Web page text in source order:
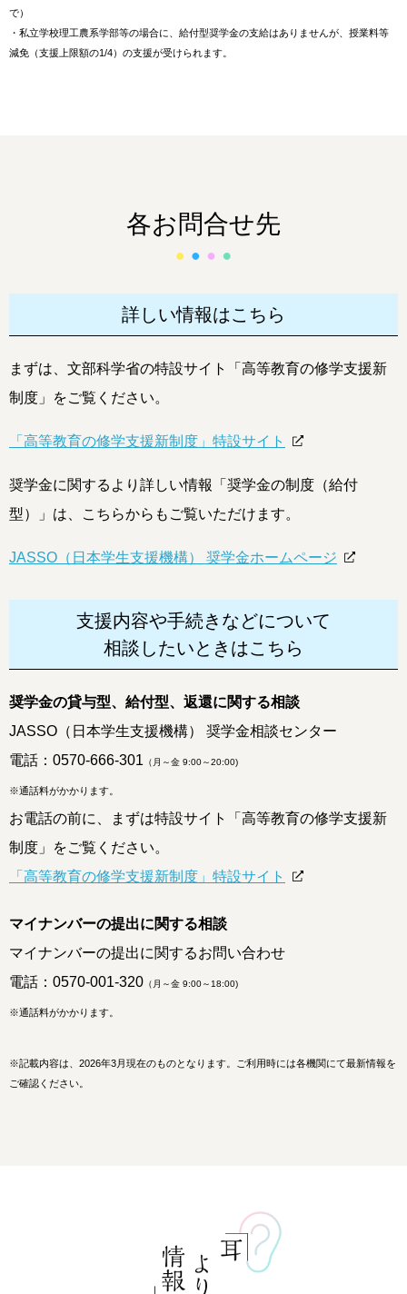
で）
・私立学校理工農系学部等の場合に、給付型奨学金の支給はありませんが、授業料等
減免（支援上限額の1/4）の支援が受けられます。
各お問合せ先
詳しい情報はこちら
まずは、文部科学省の特設サイト「高等教育の修学支援新
制度」をご覧ください。
「高等教育の修学支援新制度」特設サイト
奨学金に関するより詳しい情報「奨学金の制度（給付
型）」は、こちらからもご覧いただけます。
JASSO（日本学生支援機構） 奨学金ホームページ
支援内容や手続きなどについて
相談したいときはこちら
奨学金の貸与型、給付型、返還に関する相談
JASSO（日本学生支援機構） 奨学金相談センター
電話： 0570-666-301 （月～金 9:00～20:00)
※通話料がかかります。
お電話の前に、まずは特設サイト「高等教育の修学支援新
制度」をご覧ください。
「高等教育の修学支援新制度」特設サイト
マイナンバーの提出に関する相談
マイナンバーの提出に関するお問い合わせ
電話： 0570-001-320 （月～金 9:00～18:00)
※通話料がかかります。
※記載内容は、2026年3月現在のものとなります。ご利用時には各機関にて最新情報を
ご確認ください。